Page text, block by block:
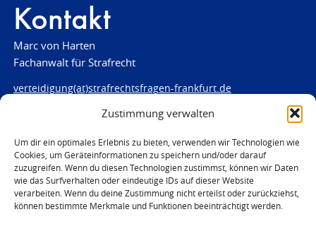
Zustimmung verwalten
Um dir ein optimales Erlebnis zu bieten, verwenden wir Technologien wie
Cookies, um Geräteinformationen zu speichern und/oder darauf
zuzugreifen. Wenn du diesen Technologien zustimmst, können wir Daten
wie das Surfverhalten oder eindeutige IDs auf dieser Website
verarbeiten. Wenn du deine Zustimmung nicht erteilst oder zurückziehst,
können bestimmte Merkmale und Funktionen beeinträchtigt werden.
Kontakt
Marc von Harten
Fachanwalt für Strafrecht
verteidigung(at)strafrechtsfragen-frankfurt.de
www.strafrechtsfragen-frankfurt.de
Louisenstraße 84
61348 Bad Homburg
Telefon:06172 - 66 28 00
Telefax: 06172 - 66 28 01